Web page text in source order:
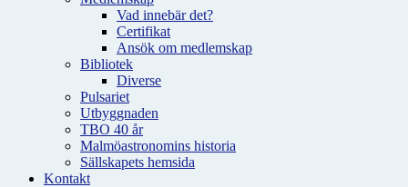
Vad innebär det?
Certifikat
Ansök om medlemskap
Bibliotek
Diverse
Pulsariet
Utbyggnaden
TBO 40 år
Malmöastronomins historia
Sällskapets hemsida
Kontakt